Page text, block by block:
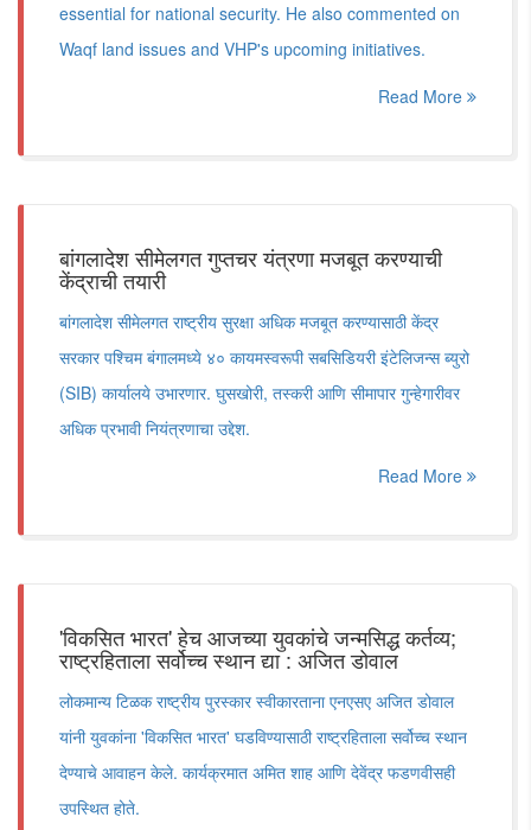
essential for national security. He also commented on
Waqf land issues and VHP's upcoming initiatives.
Read More
बांगलादेश सीमेलगत गुप्तचर यंत्रणा मजबूत करण्याची
केंद्राची तयारी
बांगलादेश सीमेलगत राष्ट्रीय सुरक्षा अधिक मजबूत करण्यासाठी केंद्र
सरकार पश्चिम बंगालमध्ये ४० कायमस्वरूपी सबसिडियरी इंटेलिजन्स ब्युरो
(SIB) कार्यालये उभारणार. घुसखोरी, तस्करी आणि सीमापार गुन्हेगारीवर
अधिक प्रभावी नियंत्रणाचा उद्देश.
Read More
'विकसित भारत' हेच आजच्या युवकांचे जन्मसिद्ध कर्तव्य;
राष्ट्रहिताला सर्वोच्च स्थान द्या : अजित डोवाल
लोकमान्य टिळक राष्ट्रीय पुरस्कार स्वीकारताना एनएसए अजित डोवाल
यांनी युवकांना 'विकसित भारत' घडविण्यासाठी राष्ट्रहिताला सर्वोच्च स्थान
देण्याचे आवाहन केले. कार्यक्रमात अमित शाह आणि देवेंद्र फडणवीसही
उपस्थित होते.